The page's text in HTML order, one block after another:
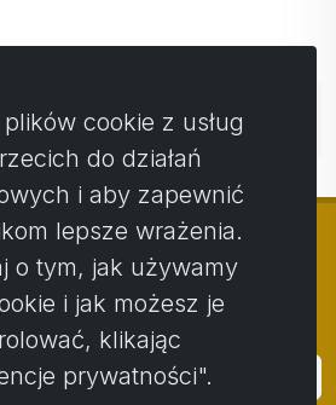
Bądź pierwszy ze swoim
komentarzem.
2014 - 2026 Activstar
Zaloguj się
cookie z usług
do działań
i aby zapewnić
lepsze wrażenia.
o tym, jak używamy
i jak możesz je
klikając
prywatności".